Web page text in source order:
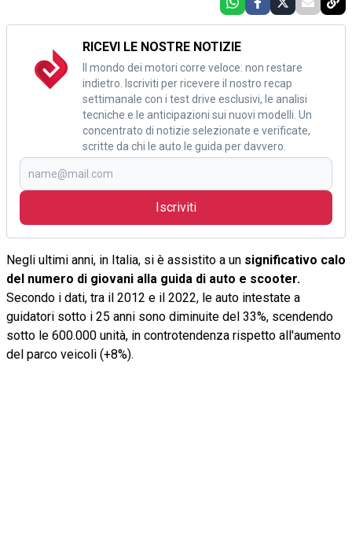
RICEVI LE NOSTRE NOTIZIE
Il mondo dei motori corre veloce: non restare
indietro. Iscriviti per ricevere il nostro recap
settimanale con i test drive esclusivi, le analisi
tecniche e le anticipazioni sui nuovi modelli. Un
concentrato di notizie selezionate e verificate,
scritte da chi le auto le guida per davvero.
Iscriviti
Negli ultimi anni, in Italia, si è assistito a un significativo calo
del numero di giovani alla guida di auto e scooter.
Secondo i dati, tra il 2012 e il 2022, le auto intestate a
guidatori sotto i 25 anni sono diminuite del 33%, scendendo
sotto le 600.000 unità, in controtendenza rispetto all'aumento
del parco veicoli (+8%).